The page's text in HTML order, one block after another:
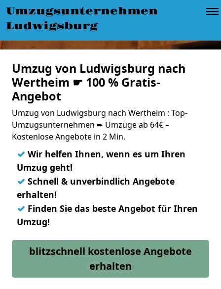
Umzugsunternehmen
Ludwigsburg
Umzug von Ludwigsburg nach
Wertheim ☛ 100 % Gratis-
Angebot
Umzug von Ludwigsburg nach Wertheim : Top-
Umzugsunternehmen ➨ Umzüge ab 64€ –
Kostenlose Angebote in 2 Min.
✓ Wir helfen Ihnen, wenn es um Ihren
Umzug geht!
✓ Schnell & unverbindlich Angebote
erhalten!
✓ Finden Sie das beste Angebot für Ihren
Umzug!
blitzschnell kostenlose Angebote
erhalten